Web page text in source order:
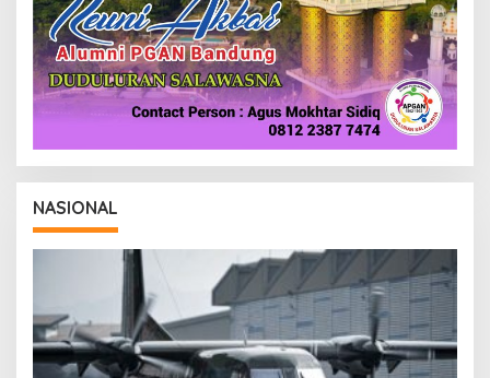
NASIONAL